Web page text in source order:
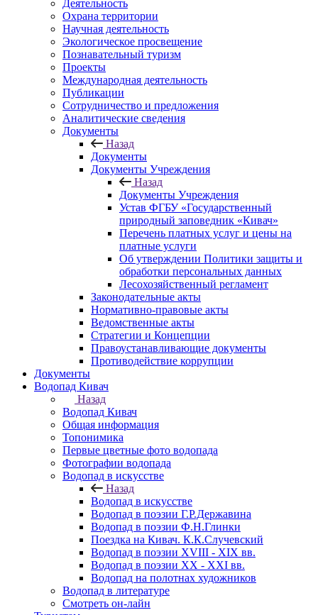
Деятельность
Охрана территории
Научная деятельность
Экологическое просвещение
Познавательный туризм
Проекты
Международная деятельность
Публикации
Сотрудничество и предложения
Аналитические сведения
Документы
Назад
Документы
Документы Учреждения
Назад
Документы Учреждения
Устав ФГБУ «Государственный
природный заповедник «Кивач»
Перечень платных услуг и цены на
платные услуги
Об утверждении Политики защиты и
обработки персональных данных
Лесохозяйственный регламент
Законодательные акты
Нормативно-правовые акты
Ведомственные акты
Стратегии и Концепции
Правоустанавливающие документы
Противодействие коррупции
Документы
Водопад Кивач
Назад
Водопад Кивач
Общая информация
Топонимика
Первые цветные фото водопада
Фотографии водопада
Водопад в искусстве
Назад
Водопад в искусстве
Водопад в поэзии Г.Р.Державина
Водопад в поэзии Ф.Н.Глинки
Поездка на Кивач. К.К.Случевский
Водопад в поэзии XVIII - XIX вв.
Водопад в поэзии XX - XXI вв.
Водопад на полотнах художников
Водопад в литературе
Смотреть он-лайн